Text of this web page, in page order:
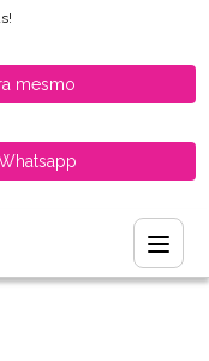
mesmo